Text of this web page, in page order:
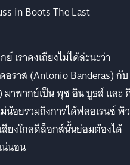
เราคงเถียงไม่ได้ล่ะนะว่า
ราส (Antonio Banderas) กับ
มาพากย์เป็น พุซ อิน บูธส์ และ
อยรวมถึงการได้ฟลอเรนซ์ พิ
สียงโกลดีล็อกส์นั้นย่อมต้องได้
นอน